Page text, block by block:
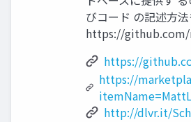
びコード の記述⽅
https://github.com/
https://
https://
http://dlvr.it/